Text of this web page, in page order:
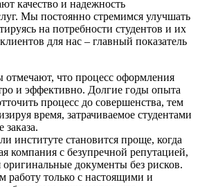
качество и надежность
Мы постоянно стремимся улучшать
на потребности студентов и их
для нас – главный показатель
что процесс оформления
и эффективно. Долгие годы опыта
процесс до совершенства, тем
время, затрачиваемое студентами
институте становится проще, когда
компания с безупречной репутацией,
документы без рисков.
работу только с настоящими и